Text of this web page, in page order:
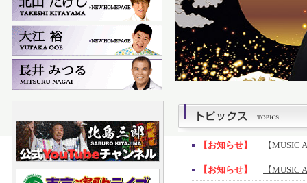
【お知らせ】 【MUSIC
【お知らせ】 【MUSIC